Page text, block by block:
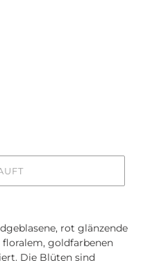
rot glänzende
goldfarbenen
Die Blüten sind